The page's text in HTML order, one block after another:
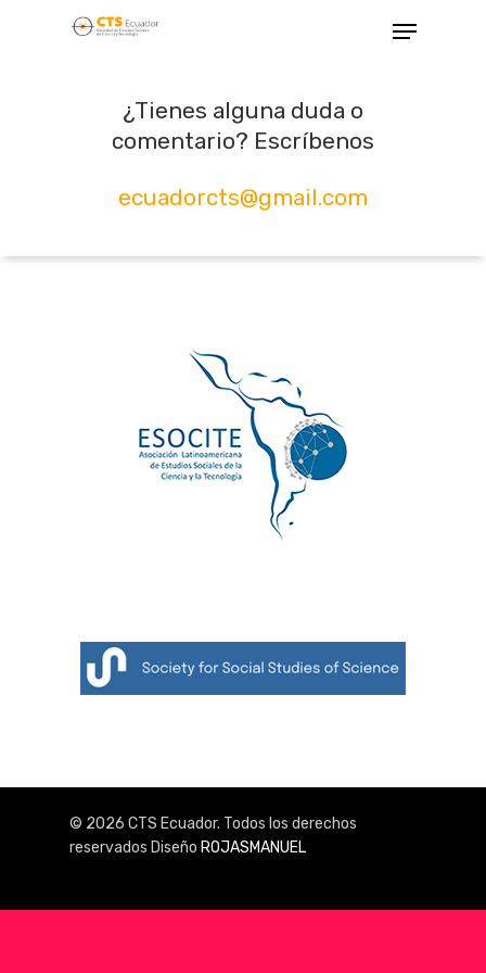
Hit enter to search or ESC to close
¿Tienes alguna duda o
comentario? Escríbenos
ecuadorcts@gmail.com
© 2026 CTS Ecuador. Todos los derechos
reservados Diseño ROJASMANUEL
Membresía
Eventos
Contacto